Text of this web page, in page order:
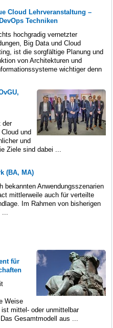
Cloud Lehrveranstaltung –
Techniken
hochgradig vernetzter
Big Data und Cloud
ist die sorgfältige Planung und
von Architekturen und
wichtiger denn
der
und
und
Ziele sind dabei ...
(BA, MA)
bekannten Anwendungsszenarien
mittlerweile auch für verteilte
Im Rahmen von bisherigen
für
Weise
mittel- oder unmittelbar
Gesamtmodell aus ...